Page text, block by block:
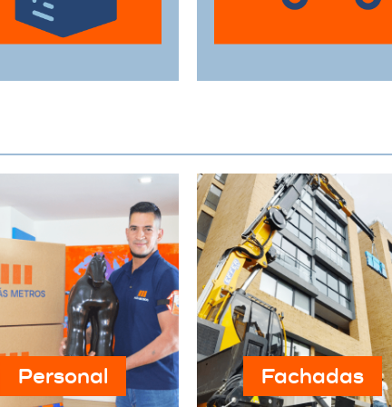
durante el traslado.
Personal Fachadas